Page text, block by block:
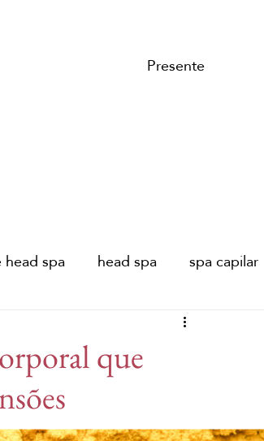
Presente
head spa head spa spa capilar
Japanese Head Spa
que